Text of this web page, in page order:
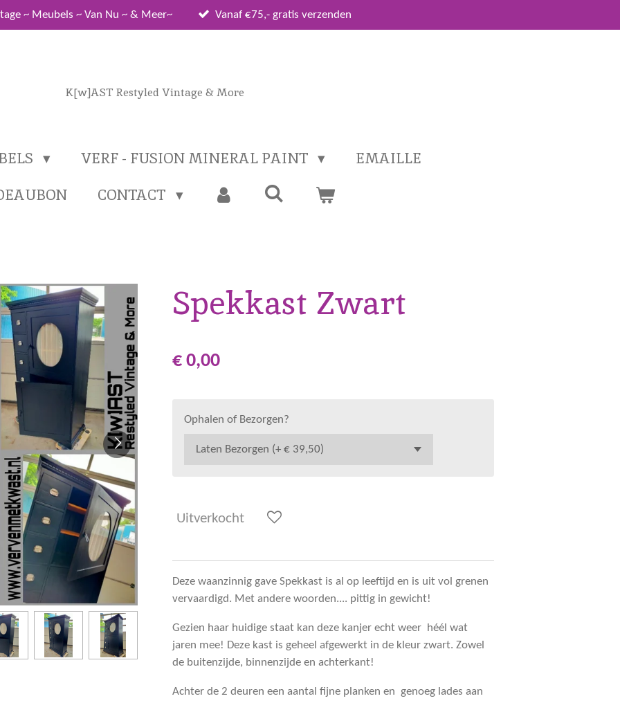
~ Meubels ~ Van Nu ~ & Meer~ Vanaf €75,- gratis verzenden
K[w]AST Restyled Vintage & More
VERF - FUSION MINERAL PAINT
EMAILLE
CONTACT
Spekkast Zwart
€ 0,00
Ophalen of Bezorgen?
Uitverkocht
Deze waanzinnig gave Spekkast is al op leeftijd en is uit vol grenen
vervaardigd. Met andere woorden.... pittig in gewicht!
Gezien haar huidige staat kan deze kanjer echt weer héél wat
jaren mee! Deze kast is geheel afgewerkt in de kleur zwart. Zowel
de buitenzijde, binnenzijde en achterkant!
Achter de 2 deuren een aantal fijne planken en genoeg lades aan